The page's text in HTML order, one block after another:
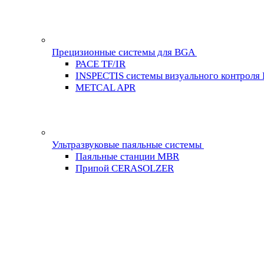
Прецизионные системы для BGA
PACE TF/IR
INSPECTIS системы визуального контроля
METCAL APR
Ультразвуковые паяльные системы
Паяльные станции MBR
Припой CERASOLZER